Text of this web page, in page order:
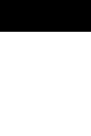
供を目的としており、投資